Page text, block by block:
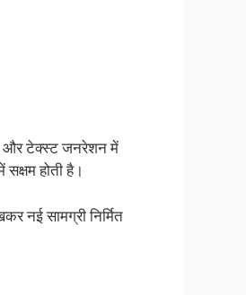
और टेक्स्ट जनरेशन में
होती है।
नई सामग्री निर्मित